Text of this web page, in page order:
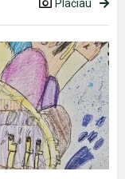
Plačiau